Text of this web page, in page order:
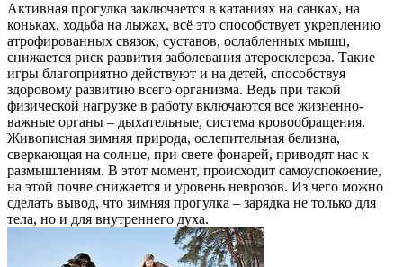
Активная прогулка заключается в катаниях на санках, на
коньках, ходьба на лыжах, всё это способствует укреплению
атрофированных связок, суставов, ослабленных мышц,
снижается риск развития заболевания атеросклероза. Такие
игры благоприятно действуют и на детей, способствуя
здоровому развитию всего организма. Ведь при такой
физической нагрузке в работу включаются все жизненно-
важные органы – дыхательные, система кровообращения.
Живописная зимняя природа, ослепительная белизна,
сверкающая на солнце, при свете фонарей, приводят нас к
размышлениям. В этот момент, происходит самоуспокоение,
на этой почве снижается и уровень неврозов. Из чего можно
сделать вывод, что зимняя прогулка – зарядка не только для
тела, но и для внутреннего духа.